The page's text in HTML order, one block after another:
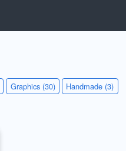
Graphics (30)
Handmade (3)